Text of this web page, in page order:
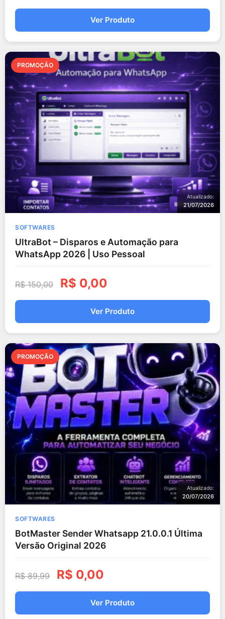
Ver Produto
PROMOÇÃO
Atualizado:
21/07/2026
SOFTWARES
UltraBot – Disparos e Automação para
WhatsApp 2026 | Uso Pessoal
R$150,00 R$ 0,00
Ver Produto
PROMOÇÃO
Atualizado:
20/07/2026
SOFTWARES
BotMaster Sender Whatsapp 21.0.0.1 Última
Versão Original 2026
R$89,99 R$ 0,00
Ver Produto